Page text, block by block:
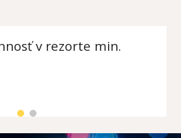
v rezorte min.